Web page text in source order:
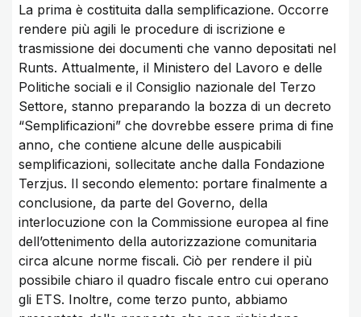
La prima è costituita dalla semplificazione. Occorre
rendere più agili le procedure di iscrizione e
trasmissione dei documenti che vanno depositati nel
Runts. Attualmente, il Ministero del Lavoro e delle
Politiche sociali e il Consiglio nazionale del Terzo
Settore, stanno preparando la bozza di un decreto
“Semplificazioni” che dovrebbe essere prima di fine
anno, che contiene alcune delle auspicabili
semplificazioni, sollecitate anche dalla Fondazione
Terzjus. Il secondo elemento: portare finalmente a
conclusione, da parte del Governo, della
interlocuzione con la Commissione europea al fine
dell’ottenimento della autorizzazione comunitaria
circa alcune norme fiscali. Ciò per rendere il più
possibile chiaro il quadro fiscale entro cui operano
gli ETS. Inoltre, come terzo punto, abbiamo